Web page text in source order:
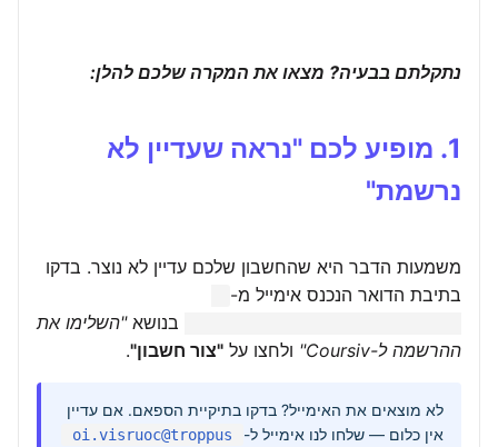
נתקלתם בבעיה? מצאו את המקרה שלכם להלן:
1. מופיע לכם "נראה שעדיין לא
נרשמת"
משמעות הדבר היא שהחשבון שלכם עדיין לא נוצר. בדקו
בתיבת הדואר הנכנס אימייל מ-
בנושא"השלימו את
ההרשמה ל-Coursiv"
ולחצו על "צור חשבון".
לא מוצאים את האימייל? בדקו בתיקיית הספאם. אם עדיין
אין כלום — שלחו לנו אימייל ל-
support@coursiv.io